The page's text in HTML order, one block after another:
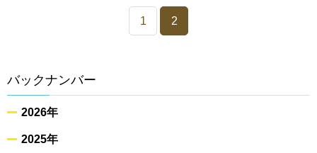
1 2
バックナンバー
2026年
2025年